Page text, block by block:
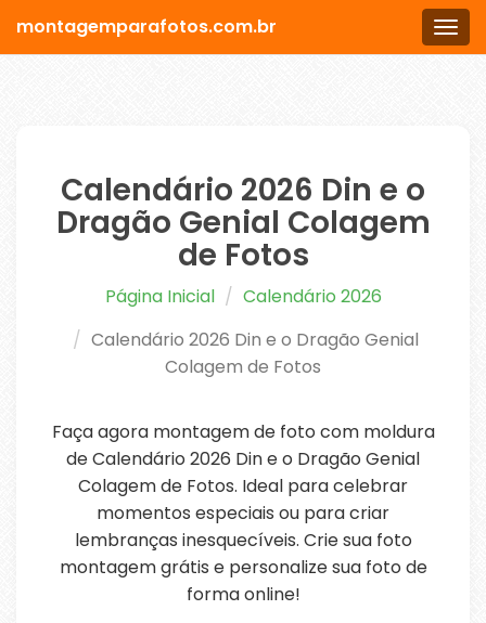
Menu
montagemparafotos.com.br
Calendário 2026 Din e o
Dragão Genial Colagem
de Fotos
Página Inicial
Calendário 2026
Calendário 2026 Din e o Dragão Genial
Colagem de Fotos
Faça agora montagem de foto com moldura
de Calendário 2026 Din e o Dragão Genial
Colagem de Fotos. Ideal para celebrar
momentos especiais ou para criar
lembranças inesquecíveis. Crie sua foto
montagem grátis e personalize sua foto de
forma online!